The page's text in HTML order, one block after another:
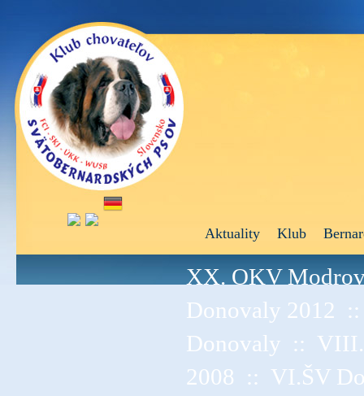
Aktuality Klub
XX. OKV
Donovaly 2012
Donovaly ::
2008 :: VI.ŠV